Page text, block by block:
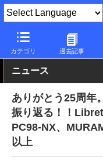
カテゴリ 過去記事
PC Watch 市場 動向
ニュース
ありがとう25周年
振り返る！！
PC98-NX、
以上